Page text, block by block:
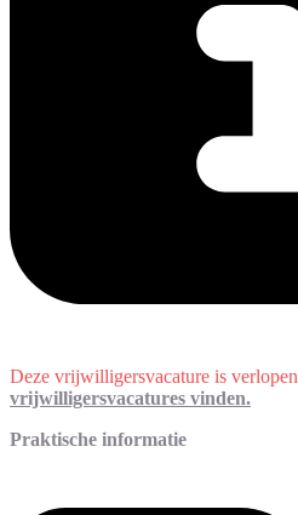
Deze vrijwilligersvacature is verlopen
vrijwilligersvacatures vinden.
Praktische informatie